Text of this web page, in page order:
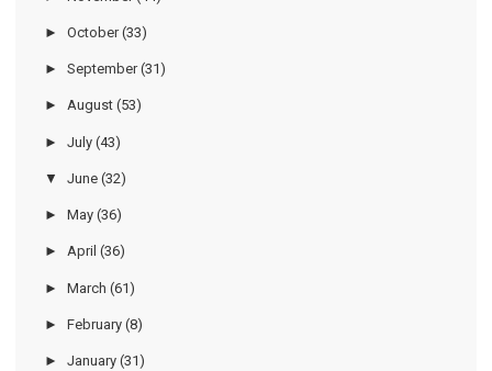
► October (33)
► September (31)
► August (53)
► July (43)
▼ June (32)
► May (36)
► April (36)
► March (61)
► February (8)
► January (31)